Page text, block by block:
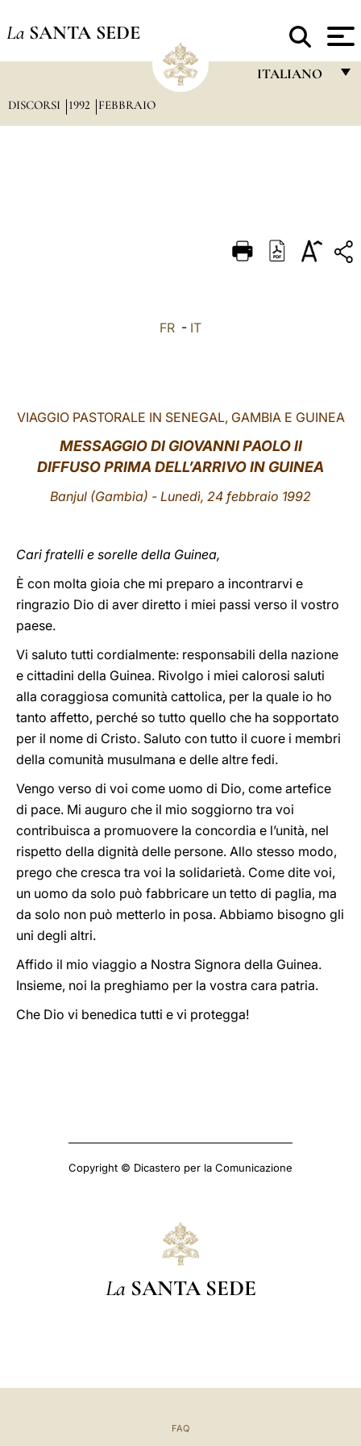
La SANTA SEDE
ITALIANO
DEUTSCH
DISCORSI 1992 FEBBRAIO
FR - IT
VIAGGIO PASTORALE IN SENEGAL, GAMBIA E GUINEA
MESSAGGIO DI GIOVANNI PAOLO II
DIFFUSO PRIMA DELL’ARRIVO IN GUINEA
Banjul (Gambia) - Lunedì, 24 febbraio 1992
Cari fratelli e sorelle della Guinea,
È con molta gioia che mi preparo a incontrarvi e
ringrazio Dio di aver diretto i miei passi verso il vostro
paese.
Vi saluto tutti cordialmente: responsabili della nazione
e cittadini della Guinea. Rivolgo i miei calorosi saluti
alla coraggiosa comunità cattolica, per la quale io ho
tanto affetto, perché so tutto quello che ha sopportato
per il nome di Cristo. Saluto con tutto il cuore i membri
della comunità musulmana e delle altre fedi.
Vengo verso di voi come uomo di Dio, come artefice
di pace. Mi auguro che il mio soggiorno tra voi
contribuisca a promuovere la concordia e l’unità, nel
rispetto della dignità delle persone. Allo stesso modo,
prego che cresca tra voi la solidarietà. Come dite voi,
un uomo da solo può fabbricare un tetto di paglia, ma
da solo non può metterlo in posa. Abbiamo bisogno gli
uni degli altri.
Affido il mio viaggio a Nostra Signora della Guinea.
Insieme, noi la preghiamo per la vostra cara patria.
Che Dio vi benedica tutti e vi protegga!
Copyright © Dicastero per la Comunicazione
La SANTA SEDE
FAQ